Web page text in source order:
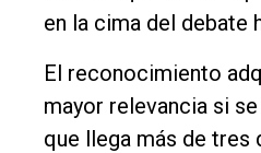
en la cima del debate
El reconocimiento
mayor relevancia si
que llega más de tres